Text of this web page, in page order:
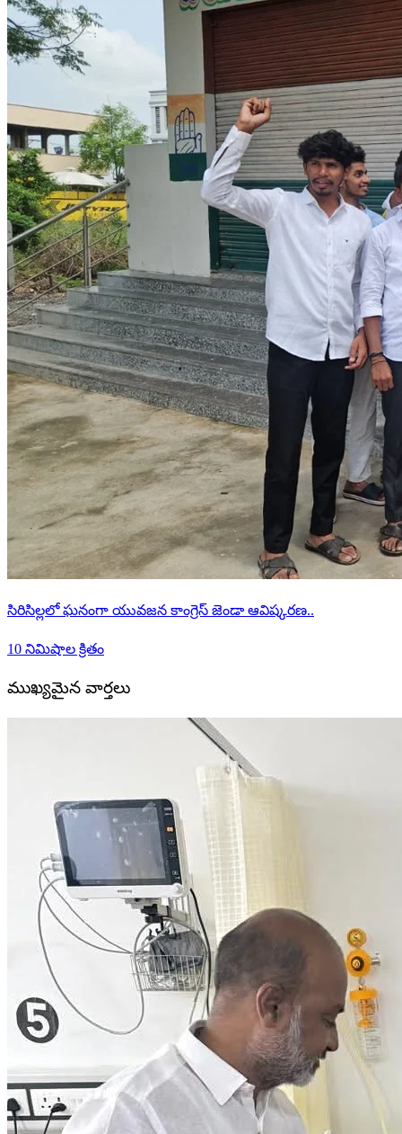
సిరిసిల్లలో ఘనంగా యువజన కాంగ్రెస్ జెండా ఆవిష్కరణ..
10 నిమిషాల క్రితం
ముఖ్యమైన వార్తలు